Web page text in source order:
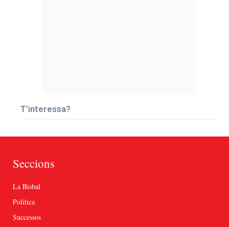
T’interessa?
Seccions
La Bisbal
Política
Successos